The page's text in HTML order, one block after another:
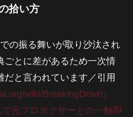
拾い方
の振る舞いが取り沙汰され
ごとに差があるため一次情
だと言われています／引用
wiki/BreakingDown）、
元プロボクサーとの一触即